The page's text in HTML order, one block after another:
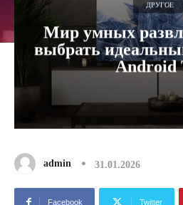
ДРУГОЕ
Мир умных
выбрать
Android
admin 31.01.2026
Facebook Twitter